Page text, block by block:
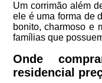
Um corrimão além
ele é uma forma de
bonito, charmoso e
famílias que
Onde
residencial